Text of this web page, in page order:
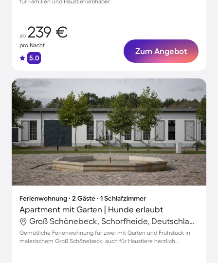
ab 239 €
pro Nacht
5.0
Zum Angebot
Ferienwohnung ∙ 2 Gäste ∙ 1 Schlafzimmer
Apartment mit Garten | Hunde erlaubt
Groß Schönebeck, Schorfheide, Deutschland
Gemütliche Ferienwohnung für zwei mit Garten und Frühstück in
malerischem Groß Schönebeck, auch für Haustiere herzlich